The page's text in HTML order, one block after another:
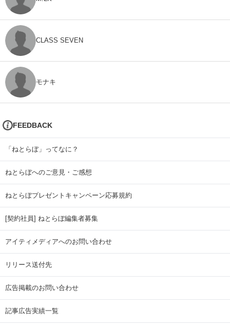
CLASS SEVEN
モナキ
FEEDBACK
「ねとらぼ」ってなに？
ねとらぼへのご意見・ご感想
ねとらぼプレゼントキャンペーン応募規約
[契約社員] ねとらぼ編集者募集
アイティメディアへのお問い合わせ
リリース送付先
広告掲載のお問い合わせ
記事広告実績一覧